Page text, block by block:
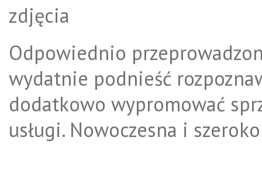
Odpowiednio
wydatnie podnieść
dodatkowo wypromować
usługi. Nowoczesna i